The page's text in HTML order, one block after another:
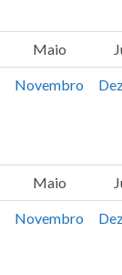
Maio
Novembro
Maio
Novembro